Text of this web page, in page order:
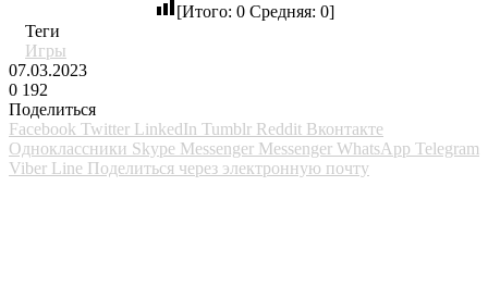
[Итого: 0Средняя: 0]
Теги
Игры
07.03.2023
0 192
Поделиться
Facebook Twitter LinkedIn Tumblr Reddit Вконтакте
Одноклассники Skype Messenger Messenger WhatsApp Telegram
Viber Line Поделиться через электронную почту